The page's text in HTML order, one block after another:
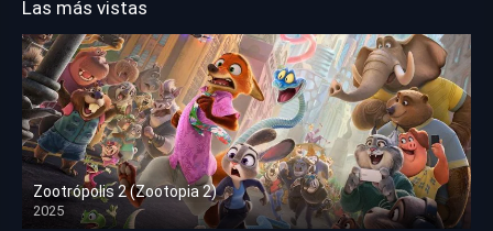
Las más vistas
Zootrópolis 2 (Zootopia 2)
2025
HD 1080p